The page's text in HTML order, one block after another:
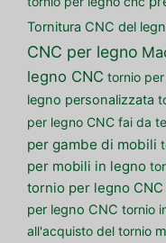
Tornitura CNC del
CNC per legno
legno CNC tornio
legno personalizzata
per legno CNC fai da te
per gambe di mobili
per mobili in legno
tornio per legno
per legno CNC tornio
all'acquisto del tornio